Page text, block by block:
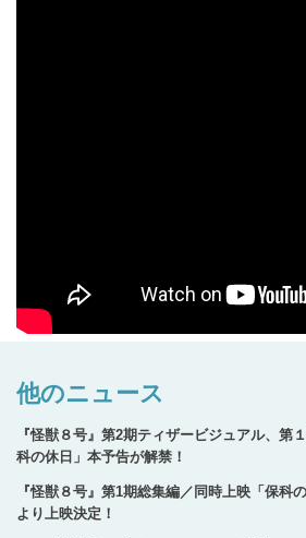
他のニュース
『怪獣８号』第2期ティザービジュアル、第
科の休日」本予告が解禁！
『怪獣８号』第1期総集編／同時上映「保科
より上映決定！